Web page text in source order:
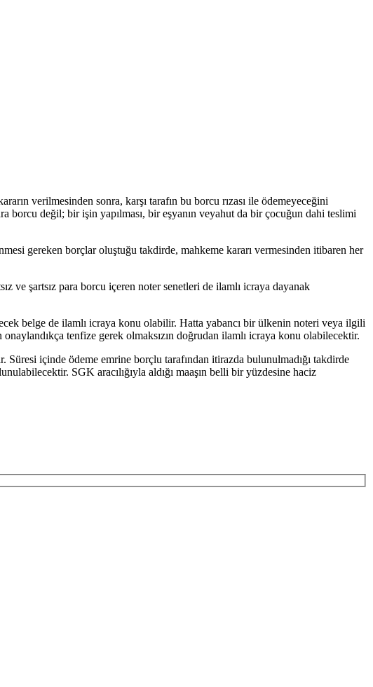
verilmesinden sonra, karşı tarafın bu borcu rızası ile ödemeyeceğini
borcu değil; bir işin yapılması, bir eşyanın veyahut da bir çocuğun dahi teslimi
gereken borçlar oluştuğu takdirde, mahkeme kararı vermesinden itibaren her
ve şartsız para borcu içeren noter senetleri de ilamlı icraya dayanak
belge de ilamlı icraya konu olabilir. Hatta yabancı bir ülkenin noteri veya ilgili
tenfize gerek olmaksızın doğrudan ilamlı icraya konu olabilecektir.
içinde ödeme emrine borçlu tarafından itirazda bulunulmadığı takdirde
SGK aracılığıyla aldığı maaşın belli bir yüzdesine haciz